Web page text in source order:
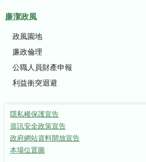
廉潔政風
政風園地
廉政倫理
公職人員財產申報
利益衝突迴避
隱私權保護宣告
資訊安全政策宣告
政府網站資料開放宣告
本場位置圖